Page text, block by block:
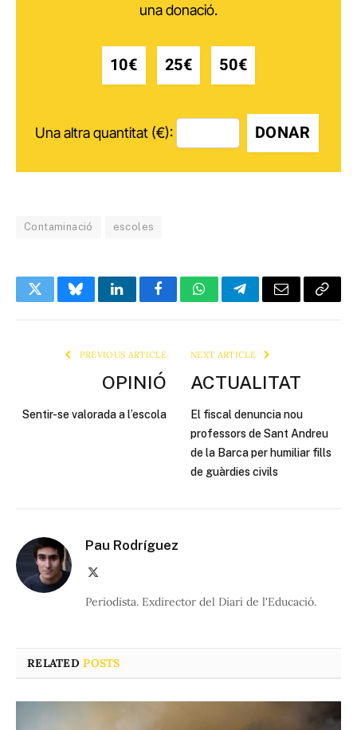
una donació.
10€ 25€ 50€
Una altra quantitat (€): DONAR
Contaminació escoles
TwitterBlueskyLinkedInFacebookWhatsAppTelegramEmail Copy
PREVIOUS ARTICLE
OPINIÓ
Sentir-se valorada a l’escola
NEXT ARTICLE
ACTUALITAT
El fiscal denuncia nou
professors de Sant Andreu
de la Barca per humiliar fills
de guàrdies civils
Pau Rodríguez
Periodista. Exdirector del Diari de l'Educació.
RELATEDPOSTS